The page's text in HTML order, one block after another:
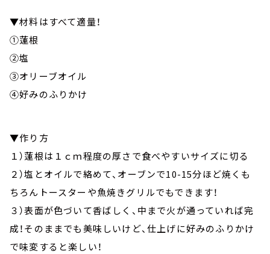
▼材料はすべて適量！
①蓮根
②塩
③オリーブオイル
④好みのふりかけ
▼作り方
１）蓮根は１ｃｍ程度の厚さで食べやすいサイズに切る
２）塩とオイルで絡めて、オーブンで10-15分ほど焼くも
ちろんトースターや魚焼きグリルでもできます！
３）表面が色づいて香ばしく、中まで火が通っていれば完
成！そのままでも美味しいけど、仕上げに好みのふりかけ
で味変すると楽しい！